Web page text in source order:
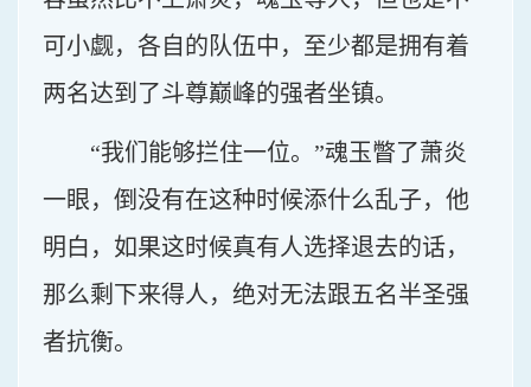
可小觑，各自的队伍中，至少都是拥有着
两名达到了斗尊巅峰的强者坐镇。
“我们能够拦住一位。”魂玉瞥了萧炎
一眼，倒没有在这种时候添什么乱子，他
明白，如果这时候真有人选择退去的话，
那么剩下来得人，绝对无法跟五名半圣强
者抗衡。